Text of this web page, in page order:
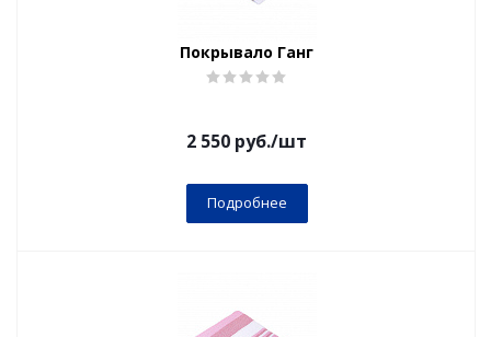
Покрывало Ганг
2 550 руб./шт
Подробнее